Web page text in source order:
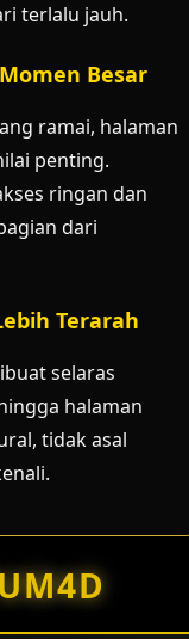
terlalu jauh.
Besar
ramai, halaman
penting.
ringan dan
dari
Terarah
selaras
halaman
tidak asal